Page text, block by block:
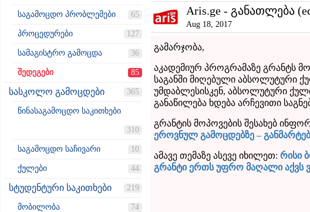
საგამოცდო პრობლემები 65
პროცედურები 127
სამაგისტრო გამოცდა 36
შედეგები 85
სასკოლო გამოცდები 365
წინასაგამოცდო საკითხები
310
საგამოცდო საჩივარი 10
ქულები 44
სტუდენტური საკითხები 219
მობილობა 74
Aris.ge - განათლება
გამარჯობა,
აკადემიურ პროგრამაზე გრანტს
საგანში მიღებული აბსოლუტური
უმდაბლესისკენ, აბსოლუტური
განაწილება ხდება არჩევითი
გრანტის მოპოვების შესახებ
ეროვნულ გამოცდებზე –
ამავე თემაზე ასევე იხილეთ: რისი
გრანტი ერთს უფრო მაღალი აქვს
Aug 18, 2017